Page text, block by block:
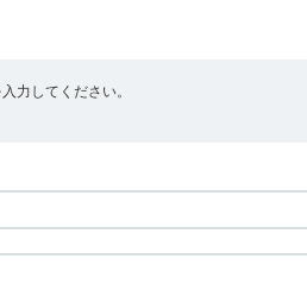
力してください。